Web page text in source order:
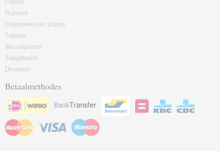
Frezen
Ruimers
Snijmoeren en platen
Tappen
Wisselplaten
Zaagbladen
Diversen
Betaalmethodes